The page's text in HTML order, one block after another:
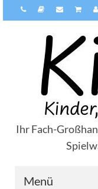
Ihr Fach-
Menü